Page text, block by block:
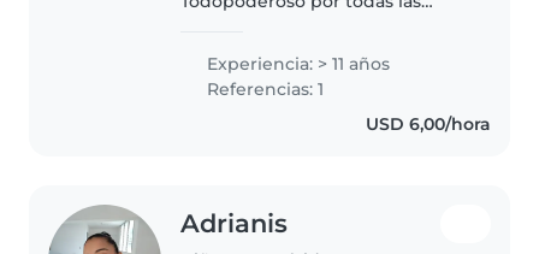
jubilada, amable, el trabajo para
mí siempre que sea honesto..
Experiencia: > 11 años
Referencias: 1
USD 6,00/hora
Adrianis